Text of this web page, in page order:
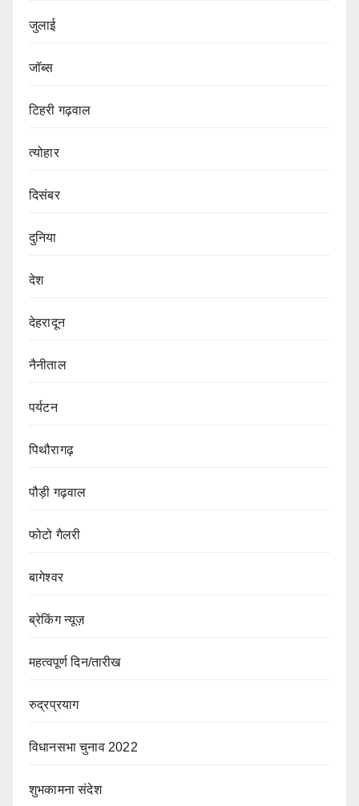
जुलाई
जॉब्स
टिहरी गढ़वाल
त्योहार
दिसंबर
दुनिया
देश
देहरादून
नैनीताल
पर्यटन
पिथौरागढ़
पौड़ी गढ़वाल
फोटो गैलरी
बागेश्वर
ब्रेकिंग न्यूज़
महत्वपूर्ण दिन/तारीख
रुद्रप्रयाग
विधानसभा चुनाव 2022
शुभकामना संदेश